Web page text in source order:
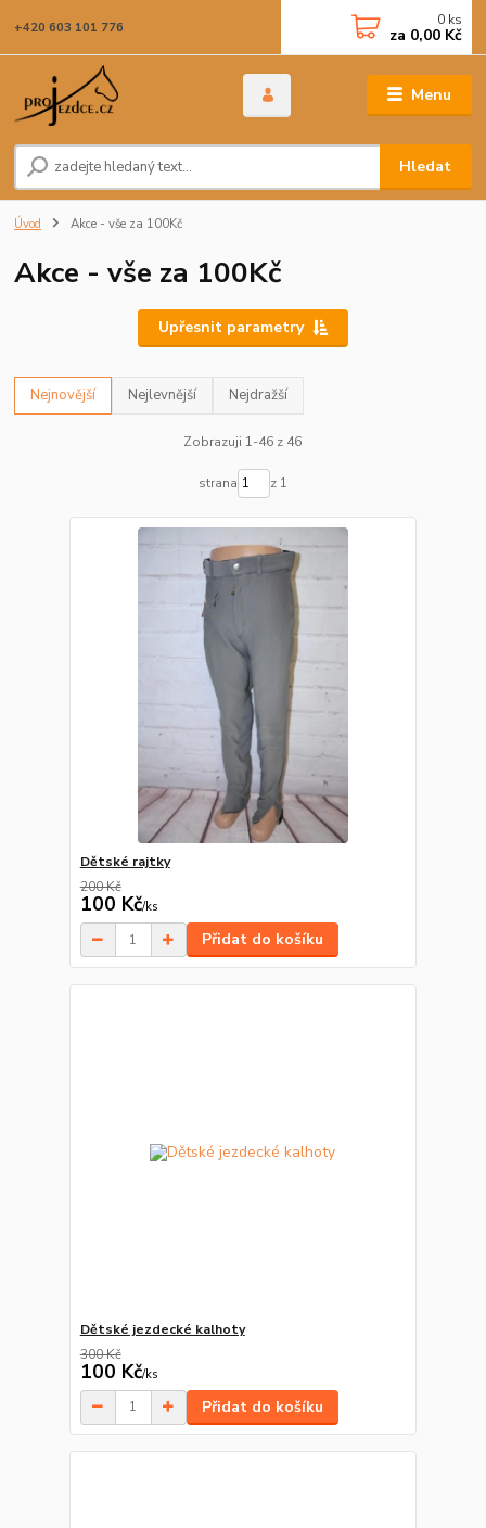
Menu
Hledat
+420 603 101 776 0 ks
za 0,00 Kč
Úvod Akce - vše za 100Kč
Akce - vše za 100Kč
Upřesnit parametry
Nejnovější Nejlevnější Nejdražší
Zobrazuji 1-46 z 46
strana z 1
Dětské rajtky
200 Kč
100 Kč/ks
Přidat do košíku
Dětské jezdecké kalhoty
300 Kč
100 Kč/ks
Přidat do košíku